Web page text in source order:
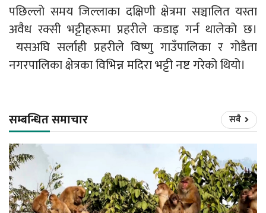
पछिल्लो समय जिल्लाका दक्षिणी क्षेत्रमा सञ्चालित यस्ता
अवैध रक्सी भट्टीहरूमा प्रहरीले कडाइ गर्न थालेको छ।
यसअघि सर्लाही प्रहरीले विष्णु गाउँपालिका र गोडैता
नगरपालिका क्षेत्रका विभिन्न मदिरा भट्टी नष्ट गरेको थियो।
सम्बन्धित समाचार सबै